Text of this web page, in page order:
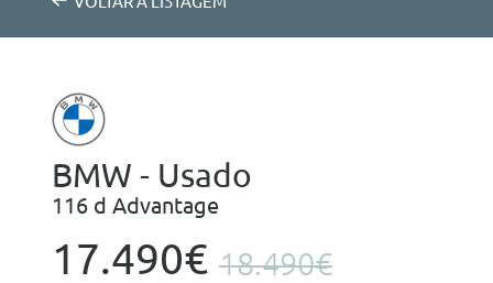
BMW - Usado
116 d Advantage
17.490€ 18.490€